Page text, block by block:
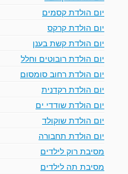
יום הולדת קסמים
יום הולדת קרקס
יום הולדת קשת בענן
יום הולדת רובוטים וחלל
יום הולדת רחוב סומסום
יום הולדת רקדנית
יום הולדת שודדי ים
יום הולדת שוקולד
יום הולדת תחבורה
מסיבת רוק לילדים
מסיבת תה לילדים